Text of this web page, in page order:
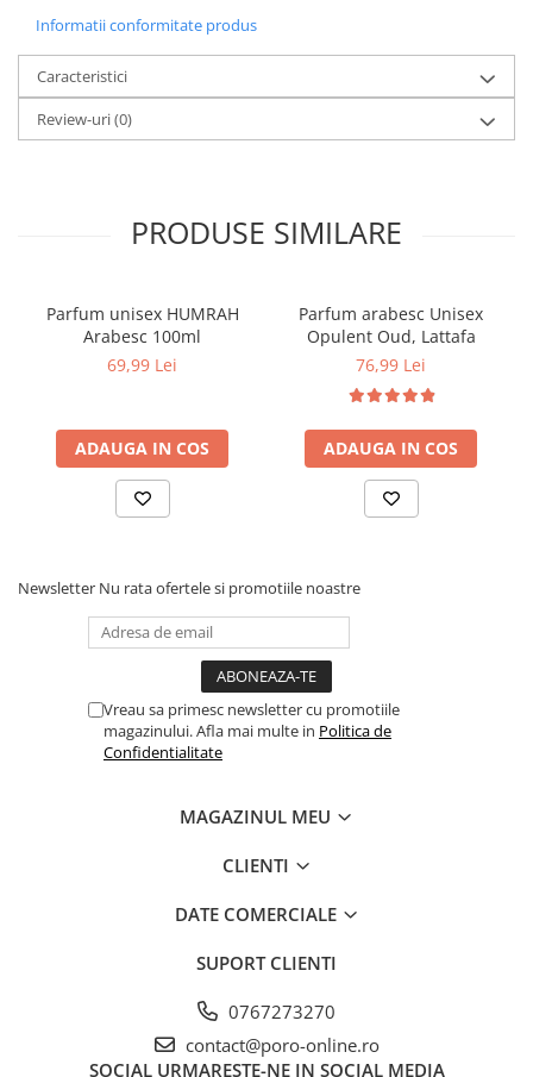
Informatii conformitate produs
Caracteristici
Review-uri(0)
PRODUSE SIMILARE
Parfum unisex HUMRAH
Arabesc 100ml
69,99 Lei
ADAUGA IN COS
Parfum arabesc Unisex
Opulent Oud, Lattafa
76,99 Lei
ADAUGA IN COS
Newsletter Nu rata ofertele si promotiile noastre
Vreau sa primesc newsletter cu promotiile
magazinului. Afla mai multe in Politica de
Confidentialitate
MAGAZINUL MEU
CLIENTI
DATE COMERCIALE
SUPORT CLIENTI
0767273270
contact@poro-online.ro
SOCIAL URMARESTE-NE IN SOCIAL MEDIA